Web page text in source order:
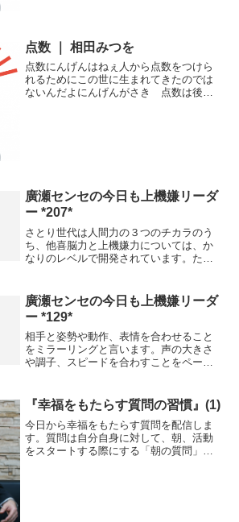
点数 ｜ 相田みつを
点数にんげんはねぇ人から点数をつけら
れるためにこの世に生まれてきたのでは
ないんだよにんげんがさき 点数は後＜
廣瀬センセの今日も上機嫌リーダ
ー *207*
さとり世代は人間力の３つのチカラのう
ち、他喜脳力と上機嫌力については、か
なりのレベルで開発されています。た
つらい事を自らの力で乗り越えたという
体験が少ないからです。その...
廣瀬センセの今日も上機嫌リーダ
ー *129*
相手と姿勢や動作、表情を合わせること
をミラーリングと言います。声の大きさ
や調子、スピードを合わすことをペーシ
で伝えることであり、相手が話し易いき
き方できいていくこと」で...
『幸福をもたらす質問の習慣』(1)
今日から幸福をもたらす質問を配信しま
す。質問は自分自身に対して、朝、活動
をスタートする際にする「朝の質問」